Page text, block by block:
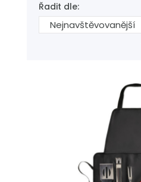
Řadit dle:
Nejnavštěvovanější